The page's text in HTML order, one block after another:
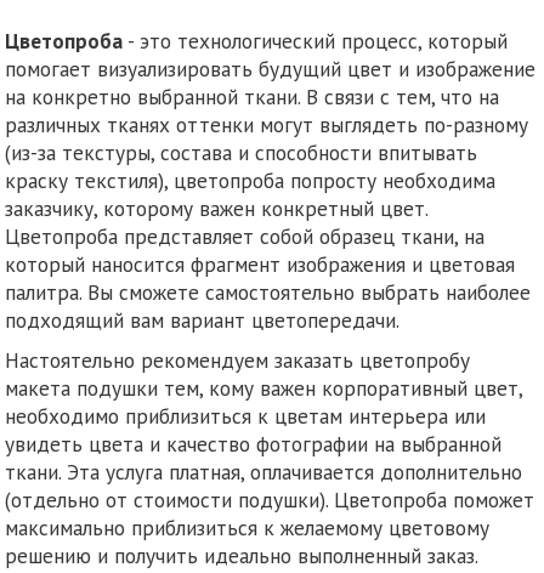
Цветопроба - это технологический процесс, который
помогает визуализировать будущий цвет и изображение
на конкретно выбранной ткани. В связи с тем, что на
различных тканях оттенки могут выглядеть по-разному
(из-за текстуры, состава и способности впитывать
краску текстиля), цветопроба попросту необходима
заказчику, которому важен конкретный цвет.
Цветопроба представляет собой образец ткани, на
который наносится фрагмент изображения и цветовая
палитра. Вы сможете самостоятельно выбрать наиболее
подходящий вам вариант цветопередачи.
Настоятельно рекомендуем заказать цветопробу
макета подушки тем, кому важен корпоративный цвет,
необходимо приблизиться к цветам интерьера или
увидеть цвета и качество фотографии на выбранной
ткани. Эта услуга платная, оплачивается дополнительно
(отдельно от стоимости подушки). Цветопроба поможет
максимально приблизиться к желаемому цветовому
решению и получить идеально выполненный заказ.